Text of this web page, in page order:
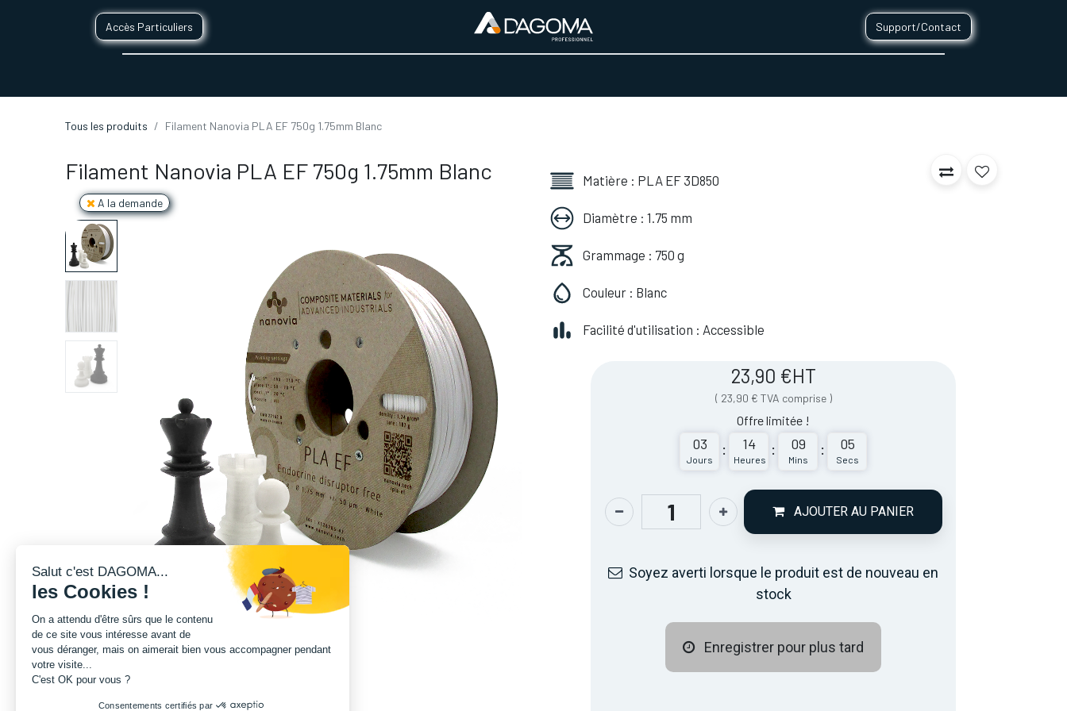
Accès Particuliers Support/Contact
Tous les produits Filament Nanovia PLA EF 750g 1.75mm Blanc
Filament Nanovia PLA EF 750g 1.75mm Blanc
A la demande
Matière : PLA EF 3D850
Diamètre : 1.75 mm
Grammage : 750 g
Couleur : Blanc
Facilité d'utilisation : Accessible
23,90 €HT
( 23,90 € TVA comprise )
Offre limitée !
03
Jours
: 14
Heures
: 09
Mins
: 05
Secs
AJOUTER AU PANIER
Soyez averti lorsque le produit est de nouveau en
stock
Enregistrer pour plus tard
Salut c'est DAGOMA...
les Cookies !
On a attendu d'être sûrs que le contenu
de ce site vous intéresse avant de
vous déranger, mais on aimerait bien vous accompagner pendant
votre visite...
C'est OK pour vous ?
Consentements certifiés par